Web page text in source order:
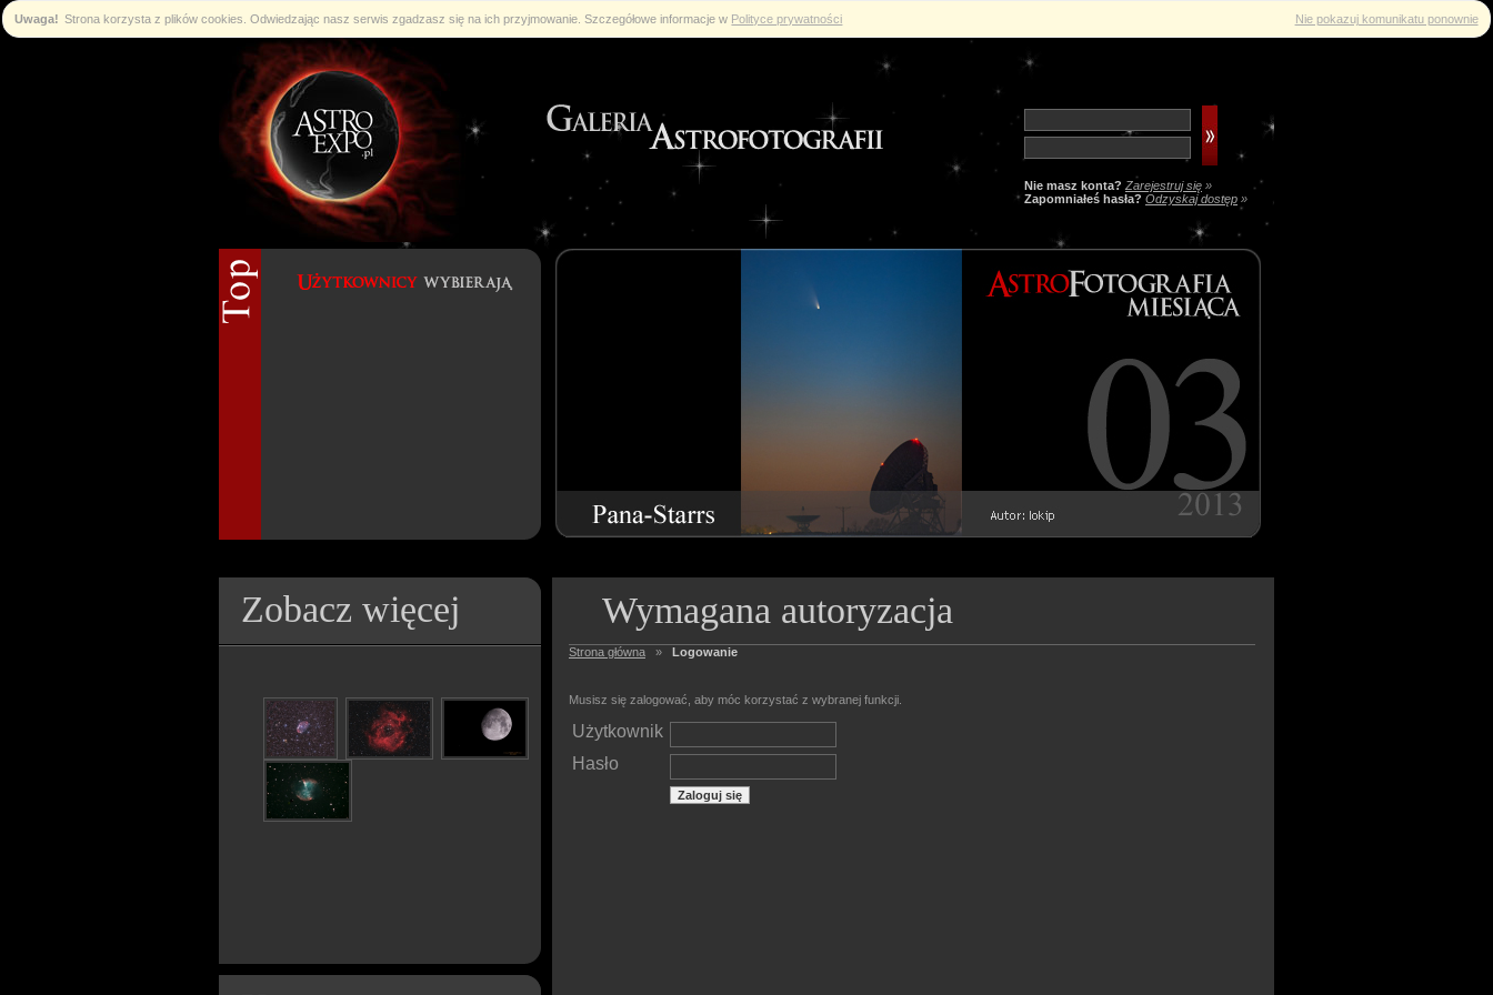
Uwaga! Strona korzysta z plików cookies. Odwiedzając nasz serwis zgadzasz się na ich przyjmowanie. Szczegółowe informacje w Polityce prywatności Nie pokazuj komunikatu ponownie
Nie masz konta? Zarejestruj się »
Zapomniałeś hasła? Odzyskaj dostęp »
Zobacz więcej Wymagana autoryzacja
Strona główna » Logowanie
Musisz się zalogować, aby móc korzystać z wybranej funkcji.
Użytkownik
Hasło